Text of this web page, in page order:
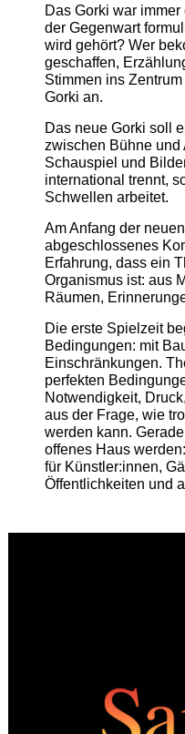
Das Gorki war
der Gegenwart
wird gehört? Wer
geschaffen,
Stimmen ins
Gorki an.
Das neue Gorki soll
zwischen Bühne und
Schauspiel und
international trennt,
Schwellen arbeitet.
Am Anfang der
abgeschlossenes
Erfahrung, dass ein
Organismus ist: aus
Räumen,
Die erste Spielzeit
Bedingungen: mit
Einschränkungen.
perfekten
Notwendigkeit,
aus der Frage, wie
werden kann.
offenes Haus
für Künstler:innen,
Öffentlichkeiten und